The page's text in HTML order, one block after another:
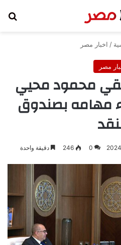
/ اخبار مصر
مصر
محمود محيي
مهامه بصندوق
0
246 دقيقة واحدة